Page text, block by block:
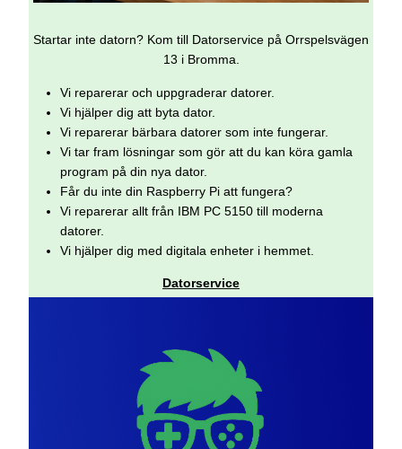
Startar inte datorn? Kom till Datorservice på Orrspelsvägen
13 i Bromma.
Vi reparerar och uppgraderar datorer.
Vi hjälper dig att byta dator.
Vi reparerar bärbara datorer som inte fungerar.
Vi tar fram lösningar som gör att du kan köra gamla
program på din nya dator.
Får du inte din Raspberry Pi att fungera?
Vi reparerar allt från IBM PC 5150 till moderna
datorer.
Vi hjälper dig med digitala enheter i hemmet.
Datorservice